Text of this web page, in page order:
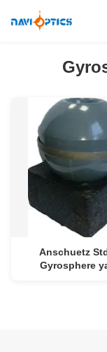
Anschuetz
Gyrosphere